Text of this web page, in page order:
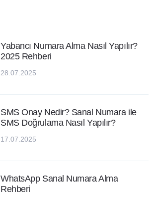
Yabancı Numara Alma Nasıl Yapılır?
2025 Rehberi
28.07.2025
SMS Onay Nedir? Sanal Numara ile
SMS Doğrulama Nasıl Yapılır?
17.07.2025
WhatsApp Sanal Numara Alma
Rehberi